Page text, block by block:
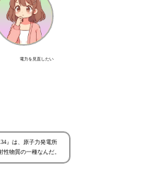
電力を見直したい
』は、原子力発電所
物質の一種なんだ。